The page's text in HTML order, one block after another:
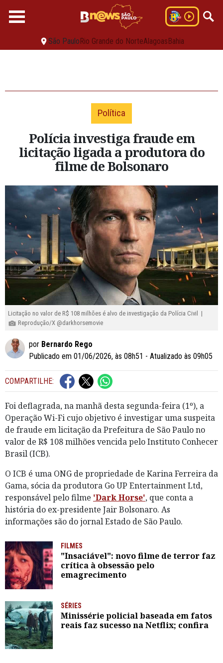
São PauloRio Grande do NorteAlagoasBahia
Política
Polícia investiga fraude em
licitação ligada a produtora do
filme de Bolsonaro
Licitação no valor de R$ 108 milhões é alvo de investigação da Polícia Civil |
Reprodução/X @darkhorsemovie
por Bernardo Rego
Publicado em 01/06/2026, às 08h51 - Atualizado às 09h05
COMPARTILHE:
Foi deflagrada, na manhã desta segunda-feira (1º), a
Operação Wi-Fi cujo objetivo é investigar uma suspeita
de fraude em licitação da Prefeitura de São Paulo no
valor de R$ 108 milhões vencida pelo Instituto Conhecer
Brasil (ICB).
O ICB é uma ONG de propriedade de Karina Ferreira da
Gama, sócia da produtora Go UP Entertainment Ltd,
responsável pelo filme 'Dark Horse', que conta a
história do ex-presidente Jair Bolsonaro. As
informações são do jornal Estado de São Paulo.
FILMES
"Insaciável": novo filme de terror faz
crítica à obsessão pelo
emagrecimento
SÉRIES
Minissérie policial baseada em fatos
reais faz sucesso na Netflix; confira